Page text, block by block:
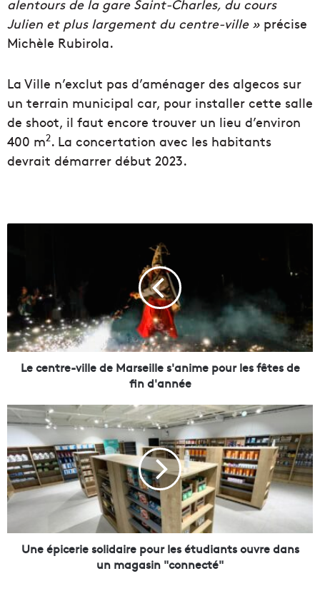
alentours de la gare Saint-Charles, du cours
Julien et plus largement du centre-ville » précise
Michèle Rubirola.
La Ville n’exclut pas d’aménager des algecos sur
un terrain municipal car, pour installer cette salle
de shoot, il faut encore trouver un lieu d’environ
400 m2. La concertation avec les habitants
devrait démarrer début 2023.
r
e
-
l
e
e
M
a
r
e
Le centre-ville de Marseille s'anime pour les fêtes de
fin d'année
U
n
e
é
p
i
c
r
Une épicerie solidaire pour les étudiants ouvre dans
un magasin "connecté"